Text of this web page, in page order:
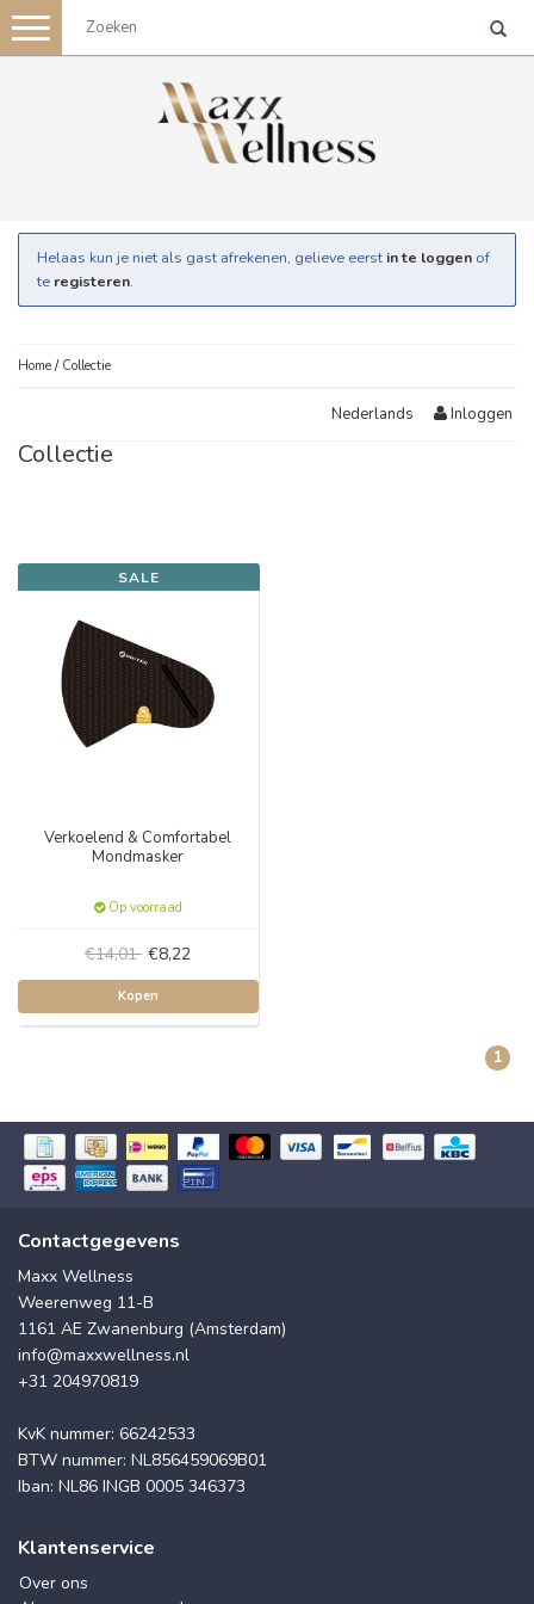
Toggle
navigation
Helaas kun je niet als gast afrekenen, gelieve eerst in te loggen of
te registeren.
Home / Collectie
Nederlands Inloggen
Collectie
SALE
Verkoelend & Comfortabel
Mondmasker
Op voorraad
€14,01 €8,22
Kopen
1
Contactgegevens
Maxx Wellness
Weerenweg 11-B
1161 AE Zwanenburg (Amsterdam)
info@maxxwellness.nl
+31 204970819
KvK nummer: 66242533
BTW nummer: NL856459069B01
Iban: NL86 INGB 0005 346373
Klantenservice
Over ons